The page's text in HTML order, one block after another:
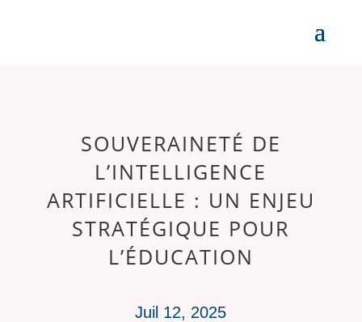
SOUVERAINETÉ DE
L’INTELLIGENCE
ARTIFICIELLE : UN ENJEU
STRATÉGIQUE POUR
L’ÉDUCATION
Juil 12, 2025